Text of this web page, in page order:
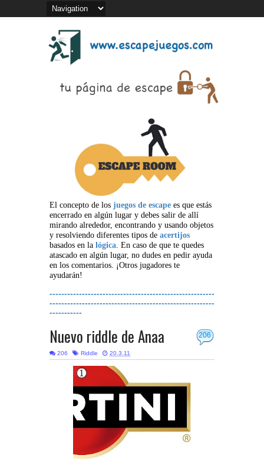
El concepto de los juegos de escape es que estás
encerrado en algún lugar y debes salir de allí
mirando alrededor, encontrando y usando objetos
y resolviendo diferentes tipos de acertijos
basados en la lógica. En caso de que te quedes
atascado en algún lugar, no dudes en pedir ayuda
en los comentarios. ¡Otros jugadores te
ayudarán!
--------------------------------------------------------
--------------------------------------------------------
-----------
206
Nuevo riddle de Anaa
206 Riddle 20.3.11